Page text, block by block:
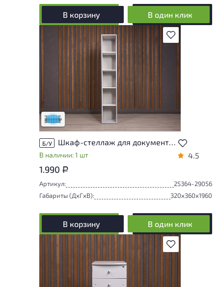
В корзину В один клик
В избранное
Состояние товара приближено к новому,
могут присутствовать незначительные
следы эксплуатации
Низкая степень износа
Б/У Шкаф-стеллаж для документов ДСП Серый Россия
В наличии: 1 шт 4.5
1.990 Р
Артикул:
25364-29056
Габариты (ДxГxВ):
320x360x1960
В корзину В один клик
В избранное